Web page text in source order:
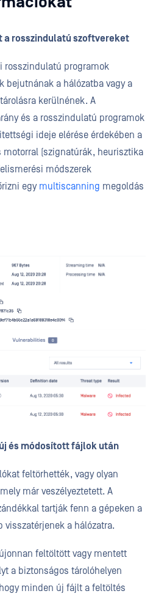
a rosszindulatú szoftvereket
rosszindulatú programok
bejutnának a hálózatba vagy a
kerülnének. A
és a rosszindulatú programok
ideje elérése érdekében a
(szignatúrák, heurisztika
módszerek
egy multiscanning megoldás
és módosított fájlok után
feltörhették, vagy olyan
már veszélyeztetett. A
tartják fenn a gépeken a
visszatérjenek a hálózatra.
feltöltött vagy mentett
a biztonságos tárolóhelyen
minden új fájlt a feltöltés